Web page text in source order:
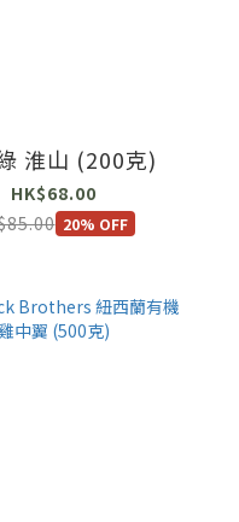
淮山 (200克)
HK$68.00
20% OFF